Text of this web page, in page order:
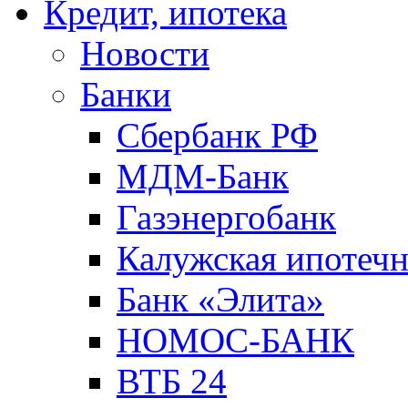
Кредит, ипотека
Новости
Банки
Сбербанк РФ
МДМ-Банк
Газэнергобанк
Калужская
Банк «Элита»
НОМОС-БАНК
ВТБ 24